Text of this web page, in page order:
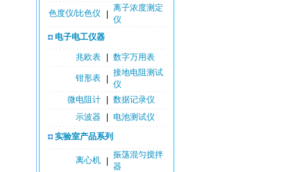
色度仪/比色仪
离子浓度测定
仪
电子电工仪器
兆欧表 数字万用表
钳形表
接地电阻测试
仪
微电阻计
数据记录仪
示波器
电池测试仪
实验室产品系列
离心机
振荡混匀搅拌
器